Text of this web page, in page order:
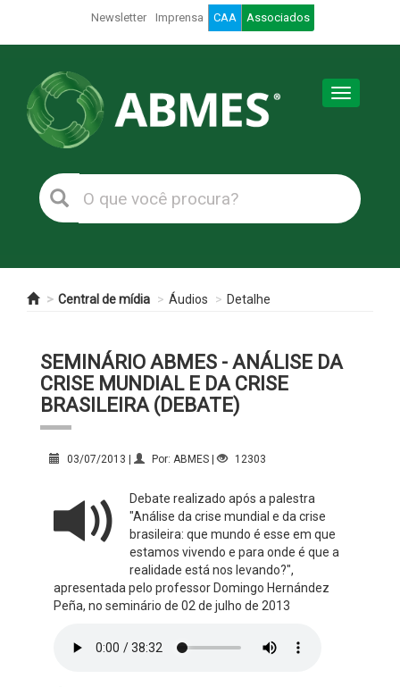
Newsletter Imprensa CAA Associados
Toggle
Central de mídia Áudios Detalhe
SEMINÁRIO ABMES - ANÁLISE DA
CRISE MUNDIAL E DA CRISE
BRASILEIRA (DEBATE)
03/07/2013 | Por: ABMES | 12303
Debate realizado após a palestra
"Análise da crise mundial e da crise
brasileira: que mundo é esse em que
estamos vivendo e para onde é que a
realidade está nos levando?",
apresentada pelo professor Domingo Hernández
Peña, no seminário de 02 de julho de 2013